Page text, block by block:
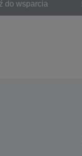
do wsparcia